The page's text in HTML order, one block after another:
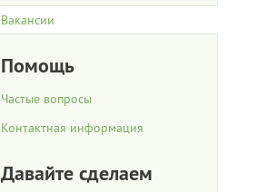
Вакансии
Помощь
Частые вопросы
Контактная информация
Давайте сделаем